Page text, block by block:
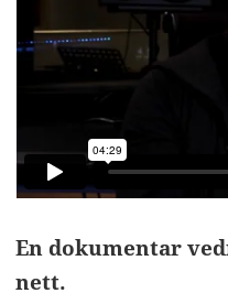
En dokumentar
nett.